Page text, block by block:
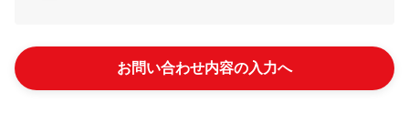
お問い合わせ内容の入力へ